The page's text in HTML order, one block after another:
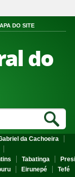
DO SITE
do
da Cachoeira
Tabatinga
Eirunepé
Tefé